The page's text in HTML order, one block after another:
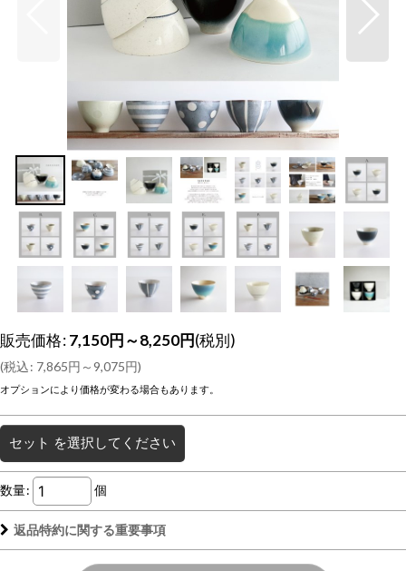
販売価格:7,150円～8,250円(税別)
(税込: 7,865円 ～9,075円)
オプションにより価格が変わる場合もあります。
セット を選択してください
数量: 個
返品特約に関する重要事項